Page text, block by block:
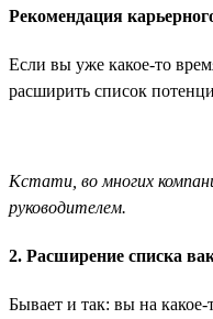
Рекомендация
Если вы уже какое-то
расширить список
Кстати, во многих
руководителем.
2. Расширение списка
Бывает и так: вы на